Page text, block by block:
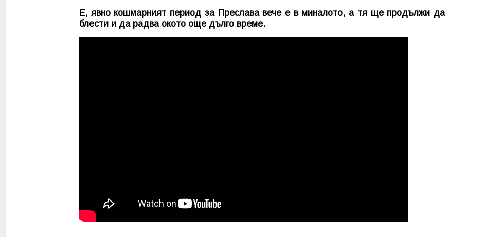
Е, явно кошмарният период за Преслава вече е в миналото, а тя ще продължи да
блести и да радва окото още дълго време.